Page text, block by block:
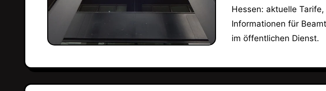
Hessen: aktuelle
Informationen für
im öffentlichen Dienst.